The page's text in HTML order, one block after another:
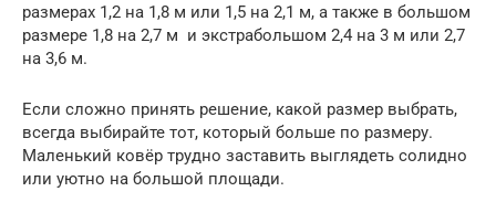
размерах 1,2 на 1,8 м или 1,5 на 2,1 м, а также в большом
размере 1,8 на 2,7 м и экстрабольшом 2,4 на 3 м или 2,7
на 3,6 м.
Если сложно принять решение, какой размер выбрать,
всегда выбирайте тот, который больше по размеру.
Маленький ковёр трудно заставить выглядеть солидно
или уютно на большой площади.